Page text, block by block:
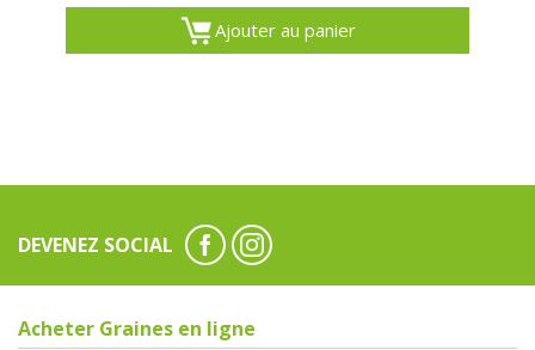
Ajouter au panier
DEVENEZ SOCIAL
Acheter Graines en ligne